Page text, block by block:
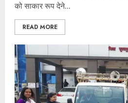
को साकार रूप देने...
READ MORE